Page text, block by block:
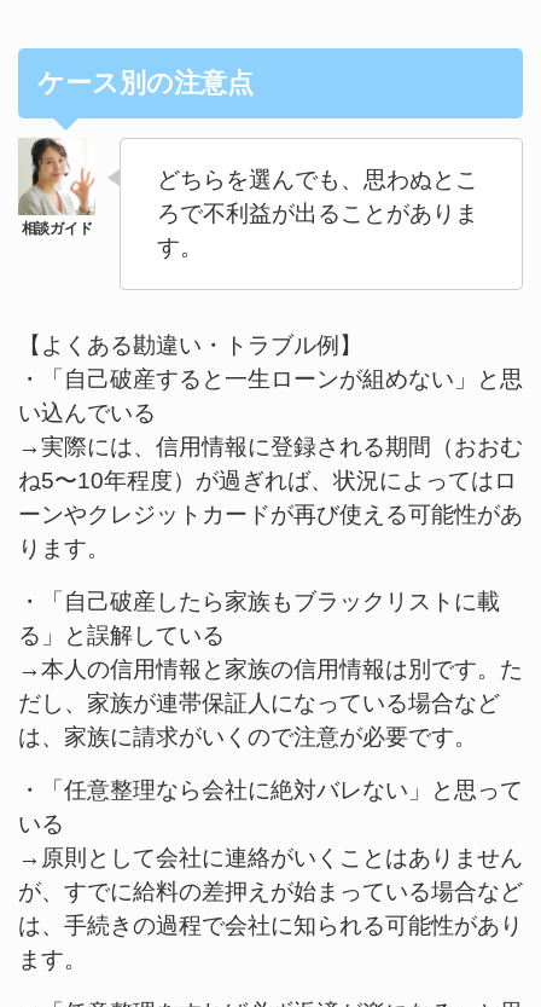
ケース別の注意点
どちらを選んでも、思わぬとこ
ろで不利益が出ることがありま
す。
【よくある勘違い・トラブル例】
・「自己破産すると一生ローンが組めない」と思
い込んでいる
→実際には、信用情報に登録される期間（おおむ
ね5〜10年程度）が過ぎれば、状況によってはロ
ーンやクレジットカードが再び使える可能性があ
ります。
・「自己破産したら家族もブラックリストに載
る」と誤解している
→本人の信用情報と家族の信用情報は別です。た
だし、家族が連帯保証人になっている場合など
は、家族に請求がいくので注意が必要です。
・「任意整理なら会社に絶対バレない」と思って
いる
→原則として会社に連絡がいくことはありません
が、すでに給料の差押えが始まっている場合など
は、手続きの過程で会社に知られる可能性があり
ます。